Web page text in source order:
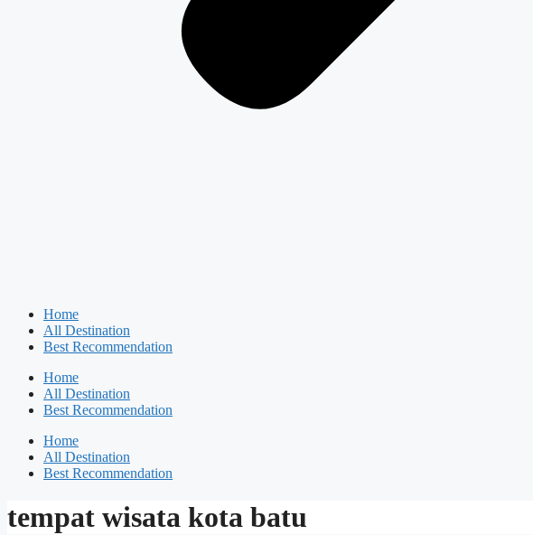
Home
All Destination
Best Recommendation
Home
All Destination
Best Recommendation
Home
All Destination
Best Recommendation
tempat wisata kota batu